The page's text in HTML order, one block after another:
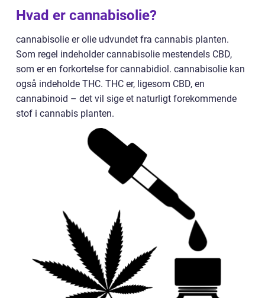
Hvad er cannabisolie?
cannabisolie er olie udvundet fra cannabis planten.
Som regel indeholder cannabisolie mestendels CBD,
som er en forkortelse for cannabidiol. cannabisolie kan
også indeholde THC. THC er, ligesom CBD, en
cannabinoid – det vil sige et naturligt forekommende
stof i cannabis planten.